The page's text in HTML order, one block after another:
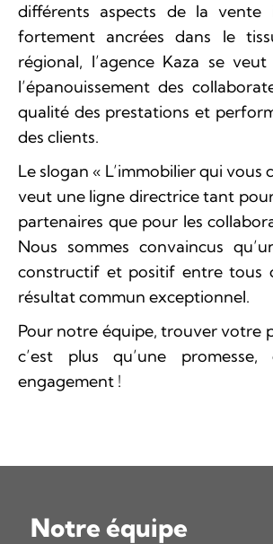
différents aspects de la vente
fortement ancrées dans le
régional, l’agence Kaza se
l’épanouissement des
qualité des prestations et
des clients.
Le slogan « L’immobilier qui vous
veut une ligne directrice tant
partenaires que pour les
Nous sommes convaincus
constructif et positif entre tous
résultat commun exceptionnel.
Pour notre équipe, trouver votre
c’est plus qu’une
engagement !
Notre équipe